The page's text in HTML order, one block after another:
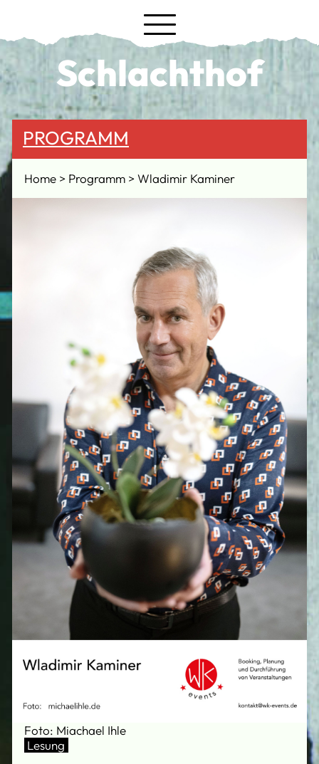
Schlachthof
PROGRAMM
Home Programm Wladimir Kaminer
Foto: Miachael Ihle
Lesung